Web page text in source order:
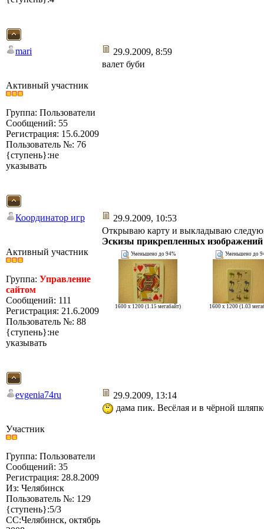
mari 29.9.2009, 8:59
Активный участник
Группа: Пользователи
Сообщений: 55
Регистрация: 15.6.2009
Пользователь №: 76
{ступень}:не
указывать
валет буби
Координатор игр 29.9.2009, 10:53
Активный участник
Группа: Управление
сайтом
Сообщений: 111
Регистрация: 21.6.2009
Пользователь №: 88
{ступень}:не
указывать
Открываю карту и выкладываю
Эскизы прикрепленных изображений
Уменьшено до 94%
1600 x 1200 (1.15 мегабайт)
Уменьшено до
1600 x 1200 (1.03
evgenia74ru 29.9.2009, 13:14
Участник
Группа: Пользователи
Сообщений: 35
Регистрация: 28.8.2009
Из: Челябинск
Пользователь №: 129
{ступень}:5/3
СС:Челябинск, октябрь
дама пик. Весёлая и в чёрной